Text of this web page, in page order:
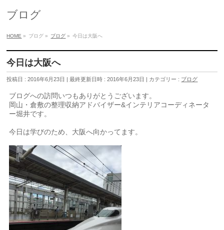
ブログ
HOME » ブログ » ブログ » 今日は大阪へ
今日は大阪へ
投稿日 : 2016年6月23日 最終更新日時 : 2016年6月23日 カテゴリー : ブログ
ブログへの訪問いつもありがとうございます。
岡山・倉敷の整理収納アドバイザー&インテリアコーディネータ
ー堀井です。
今日は学びのため、大阪へ向かってます。